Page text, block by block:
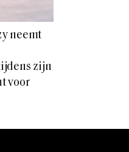
neemt
zijn
voor